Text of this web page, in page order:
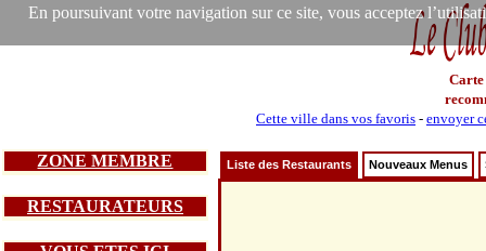
En poursuivant votre navigation sur ce site, vous acceptez
Carte
Cette ville dans vos favoris - envoyer
ZONE MEMBRE
RESTAURATEURS
Liste des Restaurants Nouveaux Menus